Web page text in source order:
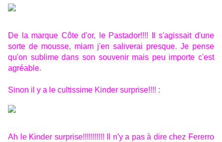
De la marque Côte d'or, le Pastador!!!! Il s'agissait d'une
sorte de mousse, miam j'en saliverai presque. Je pense
qu'on sublime dans son souvenir mais peu importe c'est
agréable.
Sinon il y a le cultissime Kinder surprise!!!! :
Ah le Kinder surprise!!!!!!!!!!! Il n'y a pas à dire chez Fererro